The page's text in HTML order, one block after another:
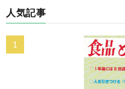
人気記事